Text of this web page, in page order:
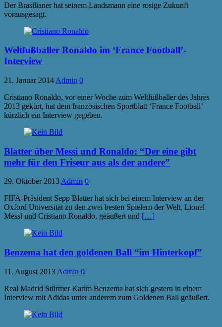
Der Brasilianer hat seinem Landsmann eine rosige Zukunft
vorausgesagt.
Weltfußballer Ronaldo im ‘France Football’-
Interview
21. Januar 2014 Admin 0
Cristiano Ronaldo, vor einer Woche zum Weltfußballer des Jahres
2013 gekürt, hat dem französischen Sportblatt ‘France Football’
kürzlich ein Interview gegeben.
Blatter über Messi und Ronaldo: “Der eine gibt
mehr für den Friseur aus als der andere”
29. Oktober 2013Admin 0
FIFA-Präsident Sepp Blatter hat sich bei einem Interview an der
Oxford Universität zu den zwei besten Spielern der Welt, Lionel
Messi und Cristiano Ronaldo, geäußert und […]
Benzema hat den goldenen Ball “im Hinterkopf”
11. August 2013 Admin 0
Real Madrid Stürmer Karim Benzema hat sich gestern in einem
Interview mit Adidas unter anderem zum Goldenen Ball geäußert.